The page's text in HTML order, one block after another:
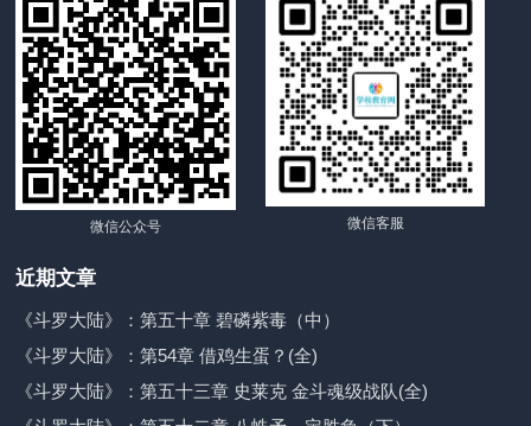
微信公众号 微信客服
近期文章
《斗罗大陆》：第五十章 碧磷紫毒（中）
《斗罗大陆》：第54章 借鸡生蛋？(全)
《斗罗大陆》：第五十三章 史莱克 金斗魂级战队(全)